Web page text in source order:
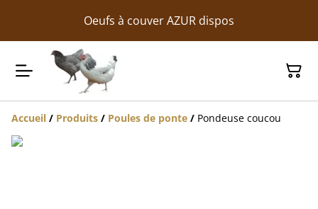
Oeufs à couver AZUR dispos
Accueil / Produits / Poules de ponte / Pondeuse coucou